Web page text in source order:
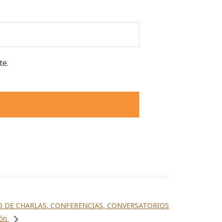
DE CHARLAS, CONFERENCIAS, CONVERSATORIOS